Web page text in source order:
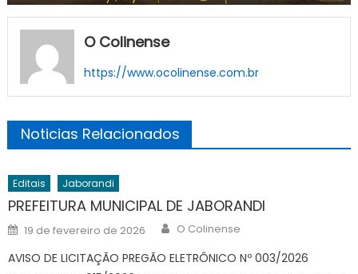
O Colinense
https://www.ocolinense.com.br
Noticias Relacionados
Editais Jaborandi
PREFEITURA MUNICIPAL DE JABORANDI
Posted
on
19 de fevereiro de 2026 Author
O Colinense
AVISO DE LICITAÇÃO PREGÃO ELETRÔNICO Nº 003/2026